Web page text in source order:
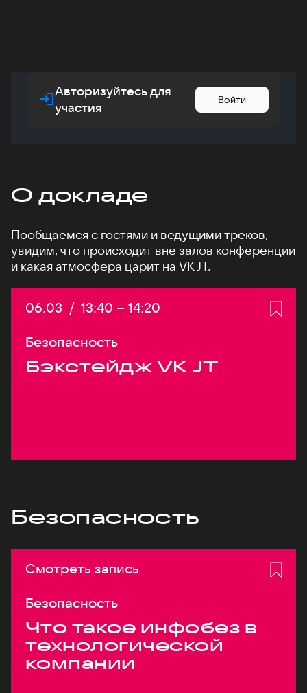
Авторизуйтесь для
участия
Войти
О докладе
Пообщаемся с гостями и ведущими треков,
увидим, что происходит вне залов конференции
и какая атмосфера царит на VK JT.
Дата:
06.03 / Начало:
13:40 – Конец:
14:20
Безопасность
Бэкстейдж VK JT
Безопасность
Смотреть запись
Безопасность
Что такое инфобез в
технологической
компании